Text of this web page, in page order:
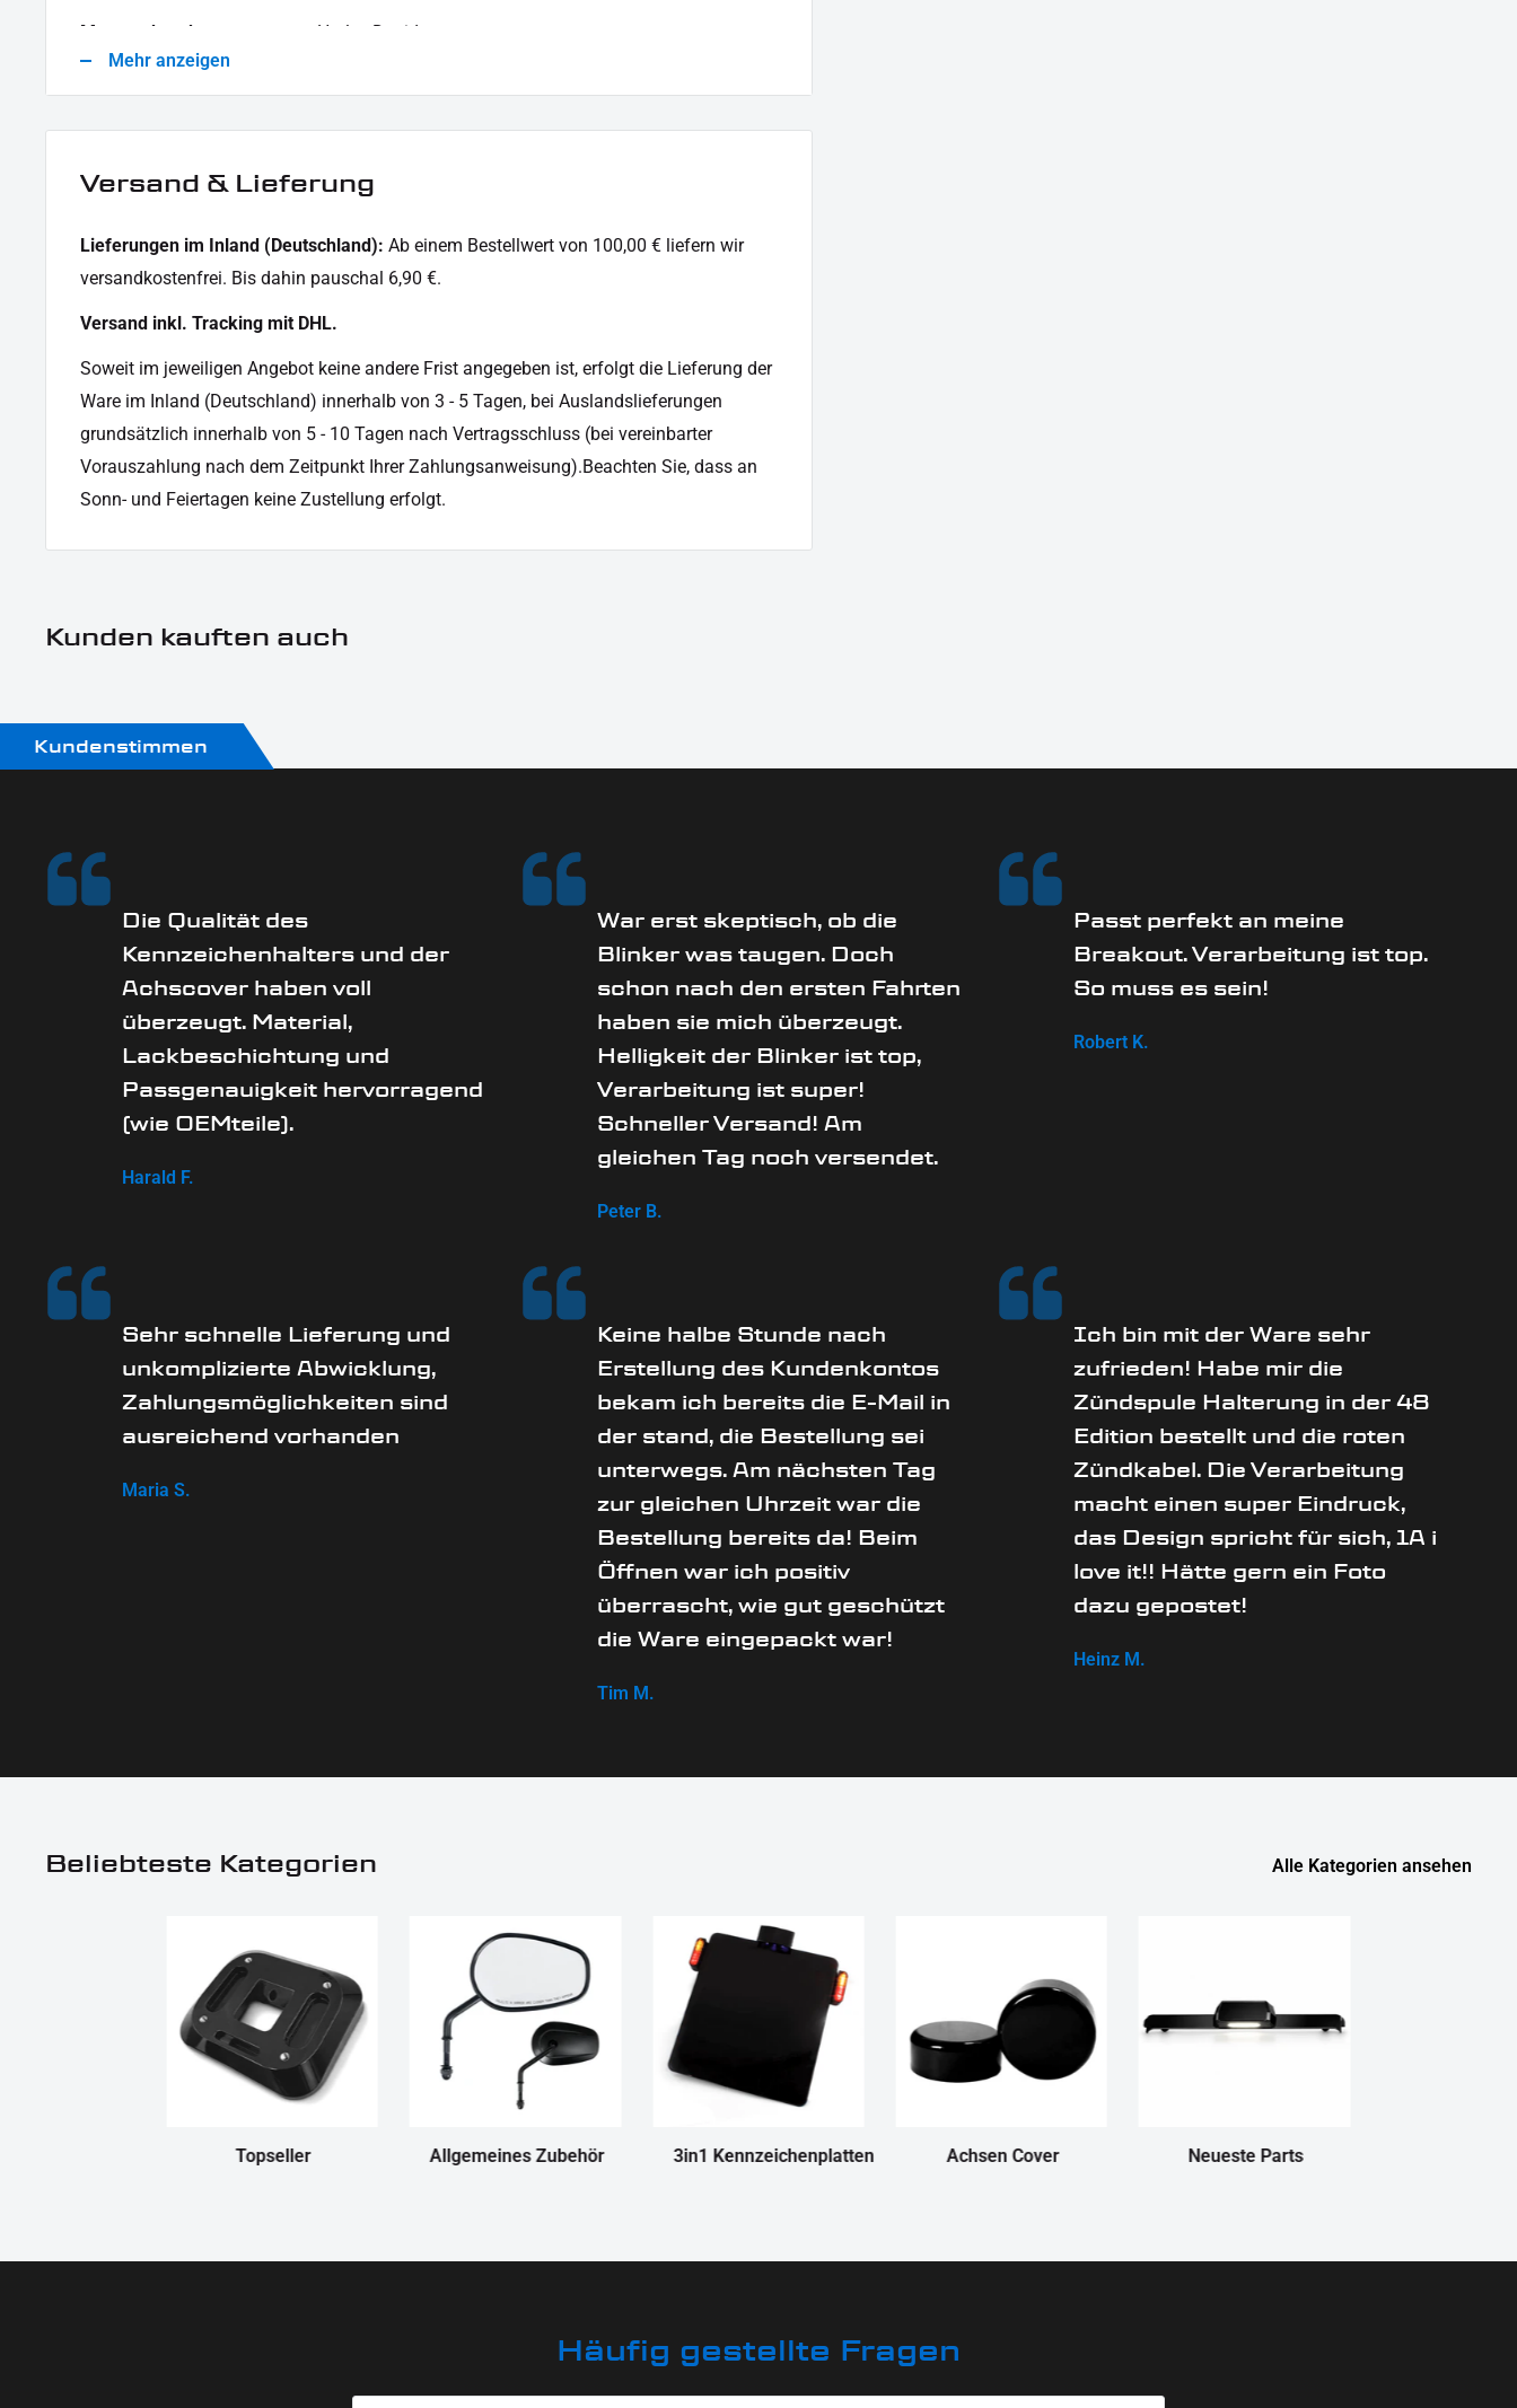
Motorradmarke:
Harley-Davidson
Mehr anzeigen
Versand & Lieferung
Lieferungen im Inland (Deutschland): Ab einem Bestellwert von 100,00 € liefern wir
versandkostenfrei. Bis dahin pauschal 6,90 €.
Versand inkl. Tracking mit DHL.
Soweit im jeweiligen Angebot keine andere Frist angegeben ist, erfolgt die Lieferung der
Ware im Inland (Deutschland) innerhalb von 3 - 5 Tagen, bei Auslandslieferungen
grundsätzlich innerhalb von 5 - 10 Tagen nach Vertragsschluss (bei vereinbarter
Vorauszahlung nach dem Zeitpunkt Ihrer Zahlungsanweisung).Beachten Sie, dass an
Sonn- und Feiertagen keine Zustellung erfolgt.
Kunden kauften auch
Kundenstimmen
Die Qualität des
Kennzeichenhalters und der
Achscover haben voll
überzeugt. Material,
Lackbeschichtung und
Passgenauigkeit hervorragend
(wie OEMteile).
Harald F.
War erst skeptisch, ob die
Blinker was taugen. Doch
schon nach den ersten Fahrten
haben sie mich überzeugt.
Helligkeit der Blinker ist top,
Verarbeitung ist super!
Schneller Versand! Am
gleichen Tag noch versendet.
Peter B.
Passt perfekt an meine
Breakout. Verarbeitung ist top.
So muss es sein!
Robert K.
Sehr schnelle Lieferung und
unkomplizierte Abwicklung,
Zahlungsmöglichkeiten sind
ausreichend vorhanden
Maria S.
Keine halbe Stunde nach
Erstellung des Kundenkontos
bekam ich bereits die E-Mail in
der stand, die Bestellung sei
unterwegs. Am nächsten Tag
zur gleichen Uhrzeit war die
Bestellung bereits da! Beim
Öffnen war ich positiv
überrascht, wie gut geschützt
die Ware eingepackt war!
Tim M.
Ich bin mit der Ware sehr
zufrieden! Habe mir die
Zündspule Halterung in der 48
Edition bestellt und die roten
Zündkabel. Die Verarbeitung
macht einen super Eindruck,
das Design spricht für sich, 1A i
love it!! Hätte gern ein Foto
dazu gepostet!
Heinz M.
Beliebteste Kategorien Alle Kategorien ansehen
Topseller Allgemeines Zubehör 3in1 Kennzeichenplatten Achsen Cover Neueste Parts
Häufig gestellte Fragen